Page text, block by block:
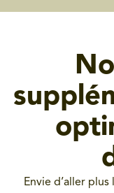
Envie d’aller